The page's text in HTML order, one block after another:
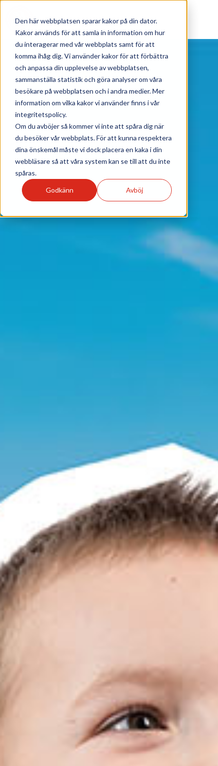
Den här webbplatsen sparar kakor på din dator.
Kakor används för att samla in information om hur
du interagerar med vår webbplats samt för att
komma ihåg dig. Vi använder kakor för att förbättra
och anpassa din upplevelse av webbplatsen,
sammanställa statistik och göra analyser om våra
besökare på webbplatsen och i andra medier. Mer
information om vilka kakor vi använder finns i vår
integritetspolicy.
Om du avböjer så kommer vi inte att spåra dig när
du besöker vår webbplats. För att kunna respektera
dina önskemål måste vi dock placera en kaka i din
webbläsare så att våra system kan se till att du inte
spåras.
Godkänn Avböj